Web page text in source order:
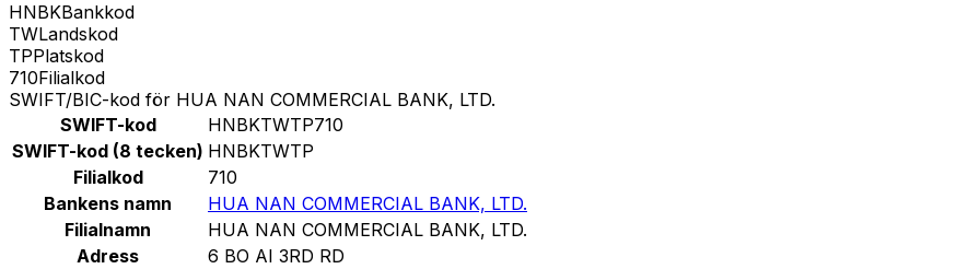
HNBKBankkod
TWLandskod
TPPlatskod
710Filialkod
SWIFT/BIC-kod för HUA NAN COMMERCIAL BANK, LTD.
SWIFT-kod
HNBKTWTP710
SWIFT-kod (8 tecken) HNBKTWTP
Filialkod
710
Bankens namn
HUA NAN COMMERCIAL BANK, LTD.
Filialnamn
HUA NAN COMMERCIAL BANK, LTD.
Adress
6 BO AI 3RD RD